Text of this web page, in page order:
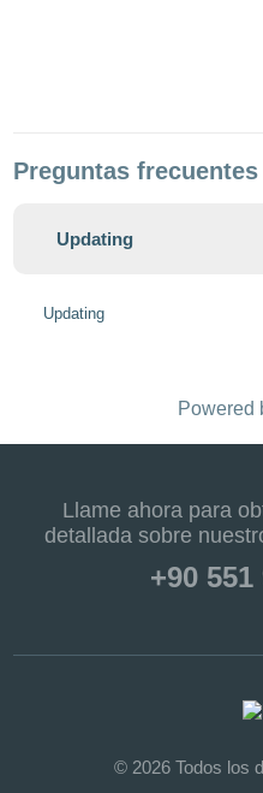
Preguntas frecuentes
Updating
Updating
Powered
Llame ahora para
detallada sobre
+90 551
© 2026 Todos los